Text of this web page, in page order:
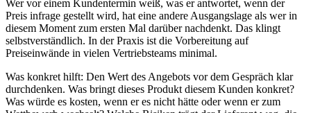
Wer vor einem Kundentermin weiß, was er antwortet, wenn der
Preis infrage gestellt wird, hat eine andere Ausgangslage als wer in
diesem Moment zum ersten Mal darüber nachdenkt. Das klingt
selbstverständlich. In der Praxis ist die Vorbereitung auf
Preiseinwände in vielen Vertriebsteams minimal.
Was konkret hilft: Den Wert des Angebots vor dem Gespräch klar
durchdenken. Was bringt dieses Produkt diesem Kunden konkret?
Was würde es kosten, wenn er es nicht hätte oder wenn er zum